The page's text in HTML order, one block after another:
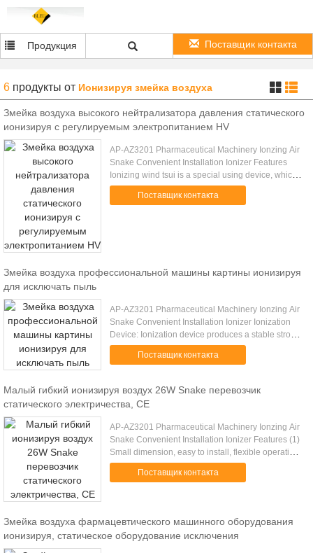
Продукция Поставщик контакта
6 продукты от Ионизируя змейка воздуха
Змейка воздуха высокого нейтрализатора давления статического
ионизируя с регулируемым электропитанием HV
AP-AZ3201 Pharmaceutical Machinery Ionzing Air
Snake Convenient Installation Ionizer Features
Ionizing wind tsui is a special using device, which
provides concentrated flows of high pressure
ionized air to ...
Поставщик контакта
Змейка воздуха профессиональной машины картины ионизируя
для исключать пыль
AP-AZ3201 Pharmaceutical Machinery Ionzing Air
Snake Convenient Installation Ionizer Ionization
Device: Ionization device produces a stable strong
electric field under low current and high voltage
generated by ...
Поставщик контакта
Малый гибкий ионизируя воздух 26W Snake перевозчик
статического электричества, CE
AP-AZ3201 Pharmaceutical Machinery Ionzing Air
Snake Convenient Installation Ionizer Features (1)
Small dimension, easy to install, flexible operating
and reliable. (2) Clean the dust at the mean time of
Поставщик контакта
Змейка воздуха фармацевтического машинного оборудования
ионизируя, статическое оборудование исключения